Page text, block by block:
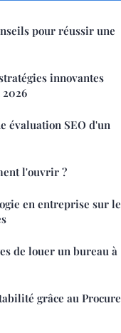
pour réussir une
innovantes
évaluation SEO d'un
l'ouvrir ?
en entreprise sur le
de louer un bureau à
grâce au Procure